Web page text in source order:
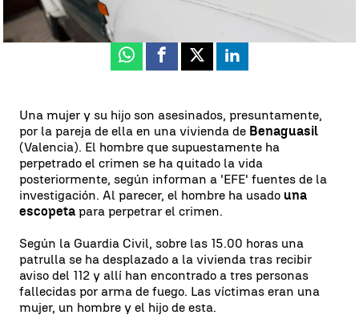
Publicado:07 de junio de 2024, 18:34
Whatsapp
Facebook
X Linkedin
Una mujer y su hijo son asesinados, presuntamente,
por la pareja de ella en una vivienda de Benaguasil
(Valencia). El hombre que supuestamente ha
perpetrado el crimen se ha quitado la vida
posteriormente, según informan a 'EFE' fuentes de la
investigación. Al parecer, el hombre ha usado una
escopeta para perpetrar el crimen.
Según la Guardia Civil, sobre las 15.00 horas una
patrulla se ha desplazado a la vivienda tras recibir
aviso del 112 y allí han encontrado a tres personas
fallecidas por arma de fuego. Las víctimas eran una
mujer, un hombre y el hijo de esta.